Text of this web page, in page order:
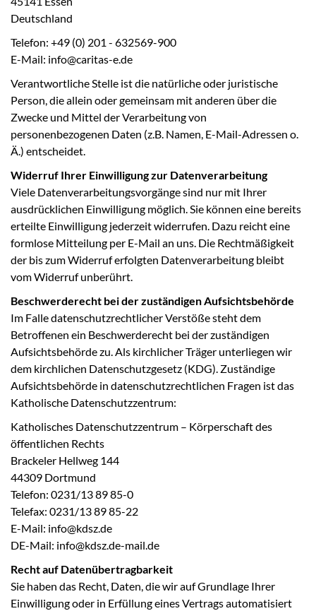
Deutschland
Telefon: +49 (0) 201 - 632569-900
E-Mail: info@caritas-e.de
Verantwortliche Stelle ist die natürliche oder juristische
Person, die allein oder gemeinsam mit anderen über die
Zwecke und Mittel der Verarbeitung von
personenbezogenen Daten (z.B. Namen, E-Mail-Adressen o.
Ä.) entscheidet.
Widerruf Ihrer Einwilligung zur Datenverarbeitung
Viele Datenverarbeitungsvorgänge sind nur mit Ihrer
ausdrücklichen Einwilligung möglich. Sie können eine bereits
erteilte Einwilligung jederzeit widerrufen. Dazu reicht eine
formlose Mitteilung per E-Mail an uns. Die Rechtmäßigkeit
der bis zum Widerruf erfolgten Datenverarbeitung bleibt
vom Widerruf unberührt.
Beschwerderecht bei der zuständigen Aufsichtsbehörde
Im Falle datenschutzrechtlicher Verstöße steht dem
Betroffenen ein Beschwerderecht bei der zuständigen
Aufsichtsbehörde zu. Als kirchlicher Träger unterliegen wir
dem kirchlichen Datenschutzgesetz (KDG). Zuständige
Aufsichtsbehörde in datenschutzrechtlichen Fragen ist das
Katholische Datenschutzzentrum:
Katholisches Datenschutzzentrum – Körperschaft des
öffentlichen Rechts
Brackeler Hellweg 144
44309 Dortmund
Telefon: 0231/13 89 85-0
Telefax: 0231/13 89 85-22
E-Mail: info@kdsz.de
DE-Mail: info@kdsz.de-mail.de
Recht auf Datenübertragbarkeit
Sie haben das Recht, Daten, die wir auf Grundlage Ihrer
Einwilligung oder in Erfüllung eines Vertrags automatisiert